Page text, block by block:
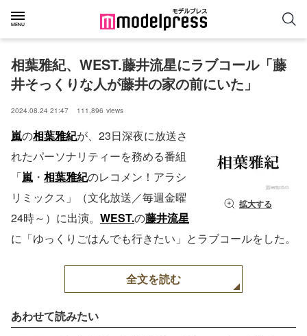
相葉雅紀、WEST.藤井流星にラブコール「藤
井そっくりな人が藤井の家の前にいた」
2024.08.24 21:47 111,896 views
拡大する
嵐の相葉雅紀が、23日深夜に放送さ
れたパーソナリティーを務める番組
「嵐 ・ 相葉雅紀のレコメン！アラシ
リミックス」（文化放送／毎週金曜
24時～）に出演。 WEST.の藤井流星
に「ゆっくりごはんでも行きたい」とラブコールをした。
全文を読む
あわせて読みたい